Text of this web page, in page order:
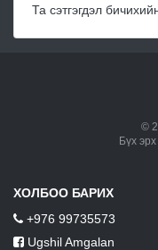
Та сэтгэгдэл
©
Бүх
ХОЛБОО БАРИХ
+976 99735573
Ugshil Amgalan